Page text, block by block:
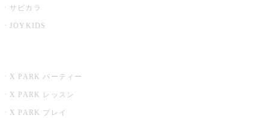
サビカラ
JOYKIDS
X PARK パーティー
X PARK レッスン
X PARK プレイ